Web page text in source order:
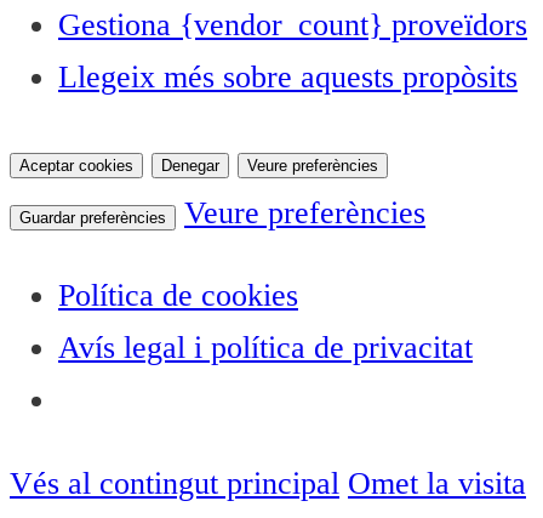
Gestiona {vendor_count} proveïdors
Llegeix més sobre aquests propòsits
Aceptar cookies Denegar Veure preferències
Guardar preferències Veure preferències
Política de cookies
Avís legal i política de privacitat
Vés al contingut principal Omet la visita
ACTUALITAT